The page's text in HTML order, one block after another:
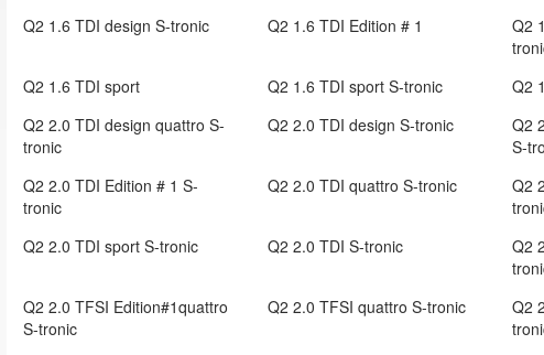
Q2 1.6 TDI design S-tronic
Q2 1.6 TDI Edition # 1
Q2
Q2 1.6 TDI sport
Q2 1.6 TDI sport S-tronic
Q2
Q2 2.0 TDI design quattro S-
tronic
Q2 2.0 TDI design S-tronic
Q2
S-
Q2 2.0 TDI Edition # 1 S-
tronic
Q2 2.0 TDI quattro S-tronic
Q2
Q2 2.0 TDI sport S-tronic
Q2 2.0 TDI S-tronic
Q2
Q2 2.0 TFSI Edition#1quattro
S-tronic
Q2 2.0 TFSI quattro S-tronic
Q2